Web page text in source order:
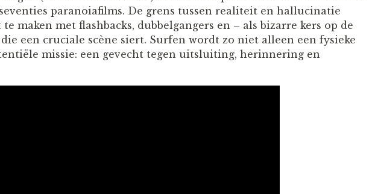
paranoiafilms. De grens tussen realiteit en hallucinatie
maken met flashbacks, dubbelgangers en – als bizarre kers op de
een cruciale scène siert. Surfen wordt zo niet alleen een fysieke
missie: een gevecht tegen uitsluiting, herinnering en